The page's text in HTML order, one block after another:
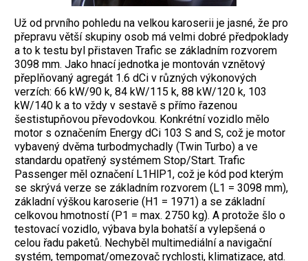
Už od prvního pohledu na velkou karoserii je jasné, že pro
přepravu větší skupiny osob má velmi dobré předpoklady
a to k testu byl přistaven Trafic se základním rozvorem
3098 mm. Jako hnací jednotka je montován vznětový
přeplňovaný agregát 1.6 dCi v různých výkonových
verzích: 66 kW/90 k, 84 kW/115 k, 88 kW/120 k, 103
kW/140 k a to vždy v sestavě s přímo řazenou
šestistupňovou převodovkou. Konkrétní vozidlo mělo
motor s označením Energy dCi 103 S and S, což je motor
vybavený dvěma turbodmychadly (Twin Turbo) a ve
standardu opatřený systémem Stop/Start. Trafic
Passenger měl označení L1HlP1, což je kód pod kterým
se skrývá verze se základním rozvorem (L1 = 3098 mm),
základní výškou karoserie (H1 = 1971) a se základní
celkovou hmotností (P1 = max. 2750 kg). A protože šlo o
testovací vozidlo, výbava byla bohatší a vylepšená o
celou řadu paketů. Nechyběl multimediální a navigační
systém, tempomat/omezovač rychlosti, klimatizace, atd.